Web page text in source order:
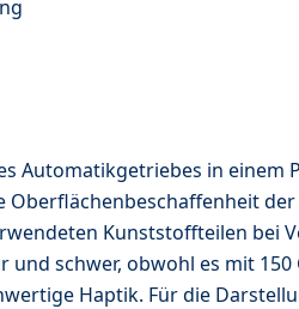
Automatikgetriebes in einem
Kunststoffteilen bei
schwer, obwohl es mit
Haptik. Für die